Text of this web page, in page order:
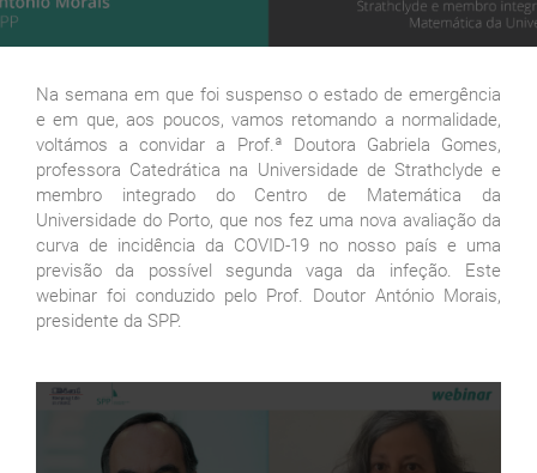
Na semana em que foi suspenso o estado de emergência
e em que, aos poucos, vamos retomando a normalidade,
voltámos a convidar a Prof.ª Doutora Gabriela Gomes,
professora Catedrática na Universidade de Strathclyde e
membro integrado do Centro de Matemática da
Universidade do Porto, que nos fez uma nova avaliação da
curva de incidência da COVID-19 no nosso país e uma
previsão da possível segunda vaga da infeção. Este
webinar foi conduzido pelo Prof. Doutor António Morais,
presidente da SPP.